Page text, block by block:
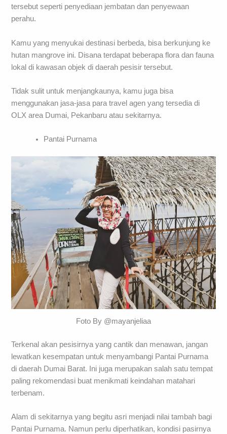
tersebut seperti penyediaan jembatan dan penyewaan
perahu.
Kamu yang menyukai destinasi berbeda, bisa berkunjung ke
hutan mangrove ini. Disana terdapat beberapa flora dan fauna
lokal di kawasan objek di daerah pesisir tersebut.
Tidak sulit untuk menjangkaunya, kamu juga bisa
menggunakan jasa-jasa para travel agen yang tersedia di
OLX area Dumai, Pekanbaru atau sekitarnya.
Pantai Purnama
Foto By @mayanjeliaa
Terkenal akan pesisirnya yang cantik dan menawan, jangan
lewatkan kesempatan untuk menyambangi Pantai Purnama
di daerah Dumai Barat. Ini juga merupakan salah satu tempat
paling rekomendasi buat menikmati keindahan matahari
terbenam.
Alam di sekitarnya yang begitu asri menjadi nilai tambah bagi
Pantai Purnama. Namun perlu diperhatikan, kondisi pasirnya